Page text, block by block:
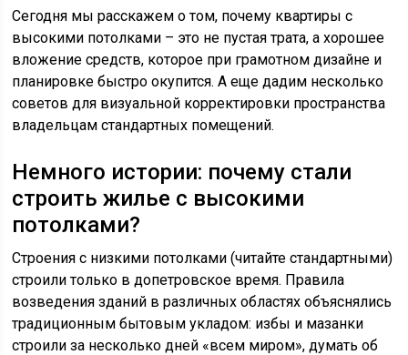
Сегодня мы расскажем о том, почему квартиры с
высокими потолками – это не пустая трата, а хорошее
вложение средств, которое при грамотном дизайне и
планировке быстро окупится. А еще дадим несколько
советов для визуальной корректировки пространства
владельцам стандартных помещений.
Немного истории: почему стали
строить жилье с высокими
потолками?
Строения с низкими потолками (читайте стандартными)
строили только в допетровское время. Правила
возведения зданий в различных областях объяснялись
традиционным бытовым укладом: избы и мазанки
строили за несколько дней «всем миром», думать об